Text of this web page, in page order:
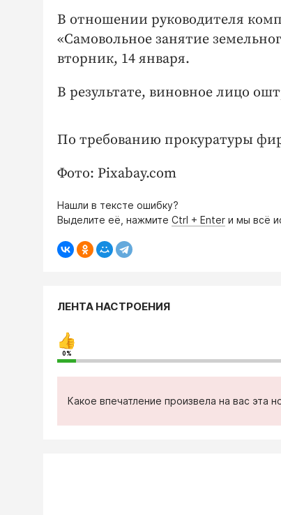
В отношении руководителя
«Самовольное занятие
вторник, 14 января.
В результате, виновное лицо
По требованию прокуратуры
Фото: Pixabay.com
Нашли в тексте ошибку?
Выделите её, нажмите Ctrl + Enter и мы всё
ЛЕНТА НАСТРОЕНИЯ
0%
Какое впечатление произвела на вас эта